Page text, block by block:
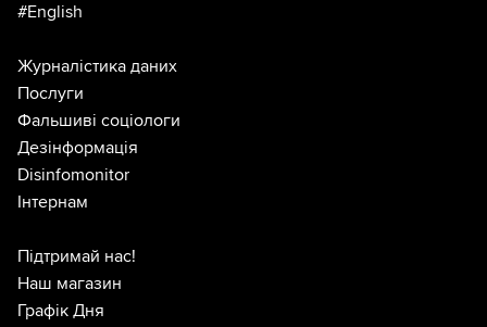
#English
Журналістика даних
Послуги
Фальшиві соціологи
Дезінформація
Disinfomonitor
Інтернам
Підтримай нас!
Наш магазин
Графік Дня